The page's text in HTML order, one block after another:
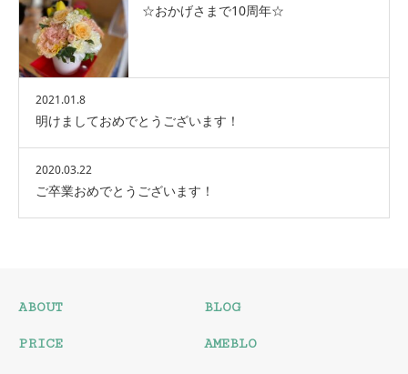
☆おかげさまで10周年☆
2021.01.8
明けましておめでとうございます！
2020.03.22
ご卒業おめでとうございます！
ABOUT
PRICE
BLOG
AMEBLO